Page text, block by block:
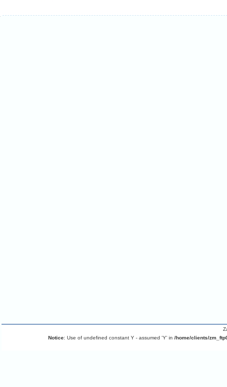
Notice: Use of undefined constant Y - assumed 'Y' in /home/clients/